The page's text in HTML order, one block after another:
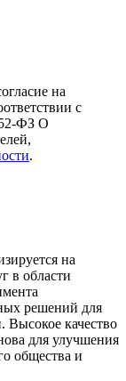
на
с
ФЗ О
.
на
в области
решений для
Высокое качество
для улучшения
общества и